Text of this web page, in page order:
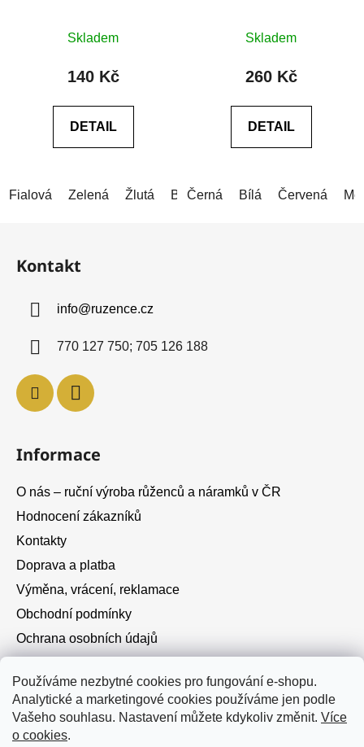
Používáme nezbytné cookies pro fungování e-shopu.
Analytické a marketingové cookies používáme jen podle
Vašeho souhlasu. Nastavení můžete kdykoliv změnit. Více
o cookies.
hodnocení
produktu
z
Skladem
140 Kč
DETAIL
Fialová Zelená Žlutá Bílá Červená Světle červená
hodnocení
produktu
z
Skladem
260 Kč
DETAIL
Černá Bílá Červená
Kontakt
info@ruzence.cz
770 127 750; 705 126 188
Informace
O nás – ruční výroba růženců a náramků v ČR
Hodnocení zákazníků
Kontakty
Doprava a platba
Výměna, vrácení, reklamace
Obchodní podmínky
Ochrana osobních údajů
Instagram